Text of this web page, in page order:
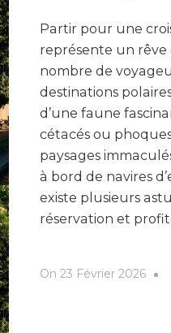
Partir pour une
représente un rêve
nombre de
destinations
d’une faune
cétacés ou
paysages
à bord de navires
existe plusieurs
réservation et
On 23 Février 2026